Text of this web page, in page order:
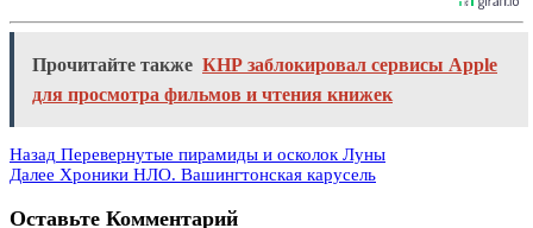
Прочитайте также КНР заблокировал сервисы Apple
для просмотра фильмов и чтения книжек
Назад Перевернутые пирамиды и осколок Луны
Далее Хроники НЛО. Вашингтонская карусель
Оставьте Комментарий